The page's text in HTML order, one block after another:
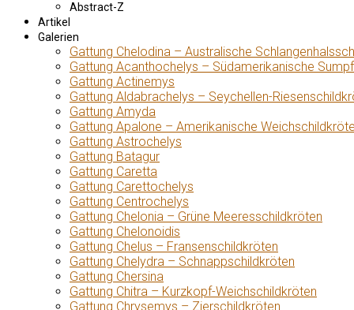
Abstract-Z
Artikel
Galerien
Gattung Chelodina – Australische
Gattung Acanthochelys – Südamerikanische
Gattung Actinemys
Gattung Aldabrachelys – Seychellen-
Gattung Amyda
Gattung Apalone – Amerikanische
Gattung Astrochelys
Gattung Batagur
Gattung Caretta
Gattung Carettochelys
Gattung Centrochelys
Gattung Chelonia – Grüne Meeresschildkröten
Gattung Chelonoidis
Gattung Chelus – Fransenschildkröten
Gattung Chelydra – Schnappschildkröten
Gattung Chersina
Gattung Chitra – Kurzkopf-Weichschildkröten
Gattung Chrysemys – Zierschildkröten